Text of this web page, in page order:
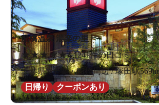
船橋温泉 湯楽の里
★★★★★4.1241件の口コミ
千葉県 / 千葉・船橋周辺 / 塚田駅569m
日帰り
クーポンあり